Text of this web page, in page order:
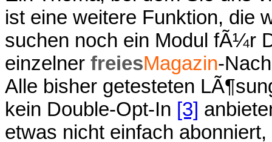
ist eine weitere Funktion, die
suchen noch ein Modul fÃ¼r
einzelner freiesMagazin-
Alle bisher getesteten
kein Double-Opt-In [3]
etwas nicht einfach